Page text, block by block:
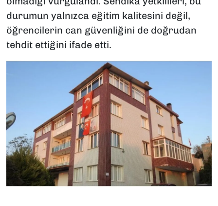
durumun yalnızca eğitim kalitesini değil,
öğrencilerin can güvenliğini de doğrudan
tehdit ettiğini ifade etti.